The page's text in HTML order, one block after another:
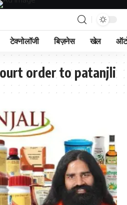
टेक्नोलॉजी बिज़नेस खेल
order to patanjli